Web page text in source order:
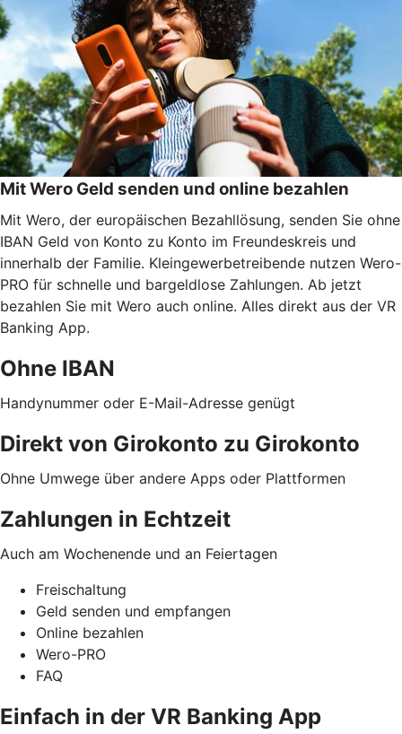
Mit Wero Geld senden und online bezahlen
Mit Wero, der europäischen Bezahllösung, senden Sie ohne
IBAN Geld von Konto zu Konto im Freundeskreis und
innerhalb der Familie. Kleingewerbetreibende nutzen Wero-
PRO für schnelle und bargeldlose Zahlungen. Ab jetzt
bezahlen Sie mit Wero auch online. Alles direkt aus der VR
Banking App.
Ohne IBAN
Handynummer oder E-Mail-Adresse genügt
Direkt von Girokonto zu Girokonto
Ohne Umwege über andere Apps oder Plattformen
Zahlungen in Echtzeit
Auch am Wochenende und an Feiertagen
Freischaltung
Geld senden und empfangen
Online bezahlen
Wero-PRO
FAQ
Einfach in der VR Banking App